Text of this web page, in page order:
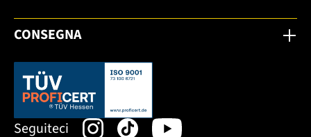
CONSEGNA
Dieser Link öffnet sich in einem neuen Tab.
Seguiteci